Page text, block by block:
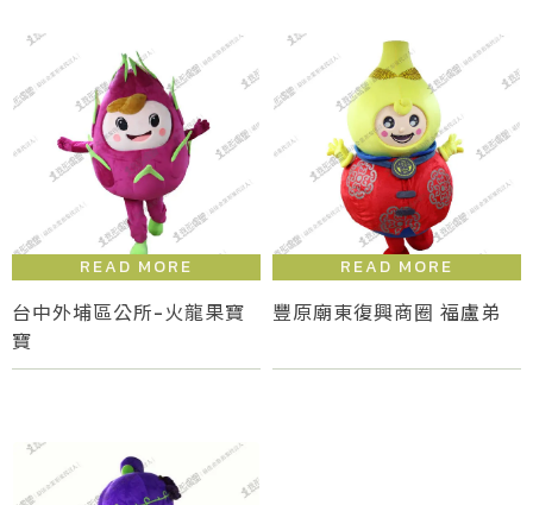
台中外埔區公所-火龍果寶
寶
豐原廟東復興商圈 福盧弟